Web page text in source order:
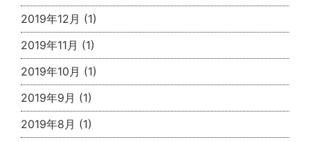
2019年12月 (1)
2019年11月 (1)
2019年10月 (1)
2019年9月 (1)
2019年8月 (1)